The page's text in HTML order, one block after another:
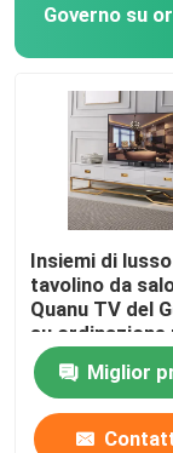
Governo su
Insiemi di
tavolino da
Quanu TV del
su
del MDF
Miglior